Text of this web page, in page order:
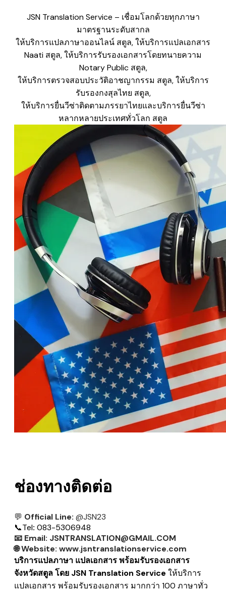
JSN Translation Service – เชื่อมโลกด้วยทุกภาษา
มาตรฐานระดับสากล
ให้บริการแปลภาษาออนไลน์ สตูล, ให้บริการแปลเอกสาร
Naati สตูล, ให้บริการรับรองเอกสารโดยทนายความ
Notary Public สตูล,
​ให้บริการตรวจสอบประวัติอาชญากรรม สตูล, ให้บริการ
รับรองกงสุลไทย สตูล,
​ให้บริการยื่นวีซ่าติดตามภรรยาไทยและบริการยื่นวีซ่า
หลากหลายประเทศทั่วโลก สตูล
ช่องทางติดต่อ
💬 Official Line: @JSN23
📞Tel: 083-5306948
📧 Email: JSNTRANSLATION@GMAIL.COM
🌐Website: www.jsntranslationservice.com
บริการแปลภาษา แปลเอกสาร พร้อมรับรองเอกสาร
จังหวัดสตูล โดย JSN Translation Service ให้บริการ
แปลเอกสาร พร้อมรับรองเอกสาร มากกว่า 100 ภาษาทั่ว